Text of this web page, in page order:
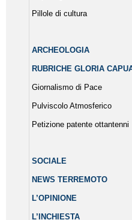
Pillole di cultura
ARCHEOLOGIA
RUBRICHE GLORIA
Giornalismo di Pace
Pulviscolo Atmosferico
Petizione patente ottantenni
SOCIALE
NEWS TERREMOTO
L’OPINIONE
L’INCHIESTA